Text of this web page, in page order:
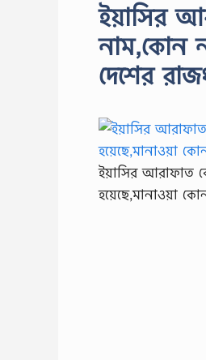
ইয়াসির
নাম,কোন
দেশের
ইয়াসির আরাফাত
হয়েছে,মানাওয়া